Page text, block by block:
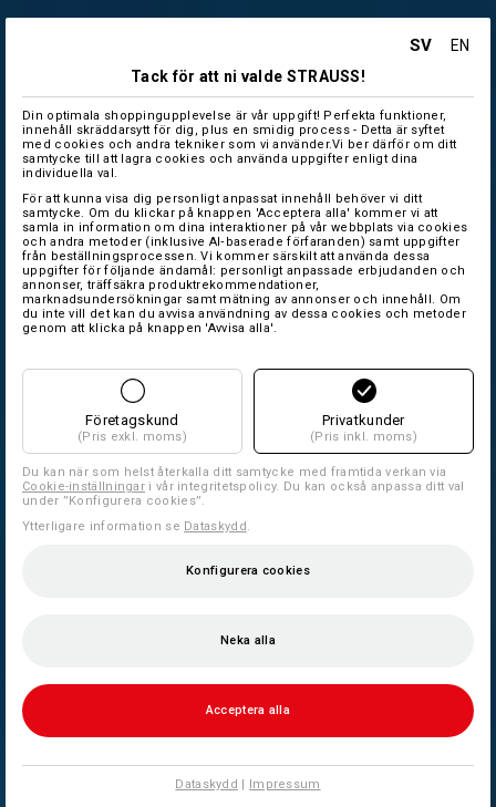
SV
EN
Tack för att ni valde STRAUSS!
Din optimala shoppingupplevelse är vår uppgift! Perfekta funktioner,
innehåll skräddarsytt för dig, plus en smidig process - Detta är syftet
med cookies och andra tekniker som vi använder.Vi ber därför om ditt
samtycke till att lagra cookies och använda uppgifter enligt dina
individuella val.
För att kunna visa dig personligt anpassat innehåll behöver vi ditt
samtycke. Om du klickar på knappen 'Acceptera alla' kommer vi att
samla in information om dina interaktioner på vår webbplats via cookies
och andra metoder (inklusive AI‑baserade förfaranden) samt uppgifter
från beställningsprocessen. Vi kommer särskilt att använda dessa
uppgifter för följande ändamål: personligt anpassade erbjudanden och
annonser, träffsäkra produktrekommendationer,
marknadsundersökningar samt mätning av annonser och innehåll. Om
du inte vill det kan du avvisa användning av dessa cookies och metoder
genom att klicka på knappen 'Avvisa alla'.
Företagskund
(Pris exkl. moms)
Privatkunder
(Pris inkl. moms)
Du kan när som helst återkalla ditt samtycke med framtida verkan via
Cookie-inställningar i vår integritetspolicy. Du kan också anpassa ditt val
under ”Konfigurera cookies”.
Ytterligare information se Dataskydd
Konfigurera cookies
Neka alla
Acceptera alla
Dataskydd | Impressum